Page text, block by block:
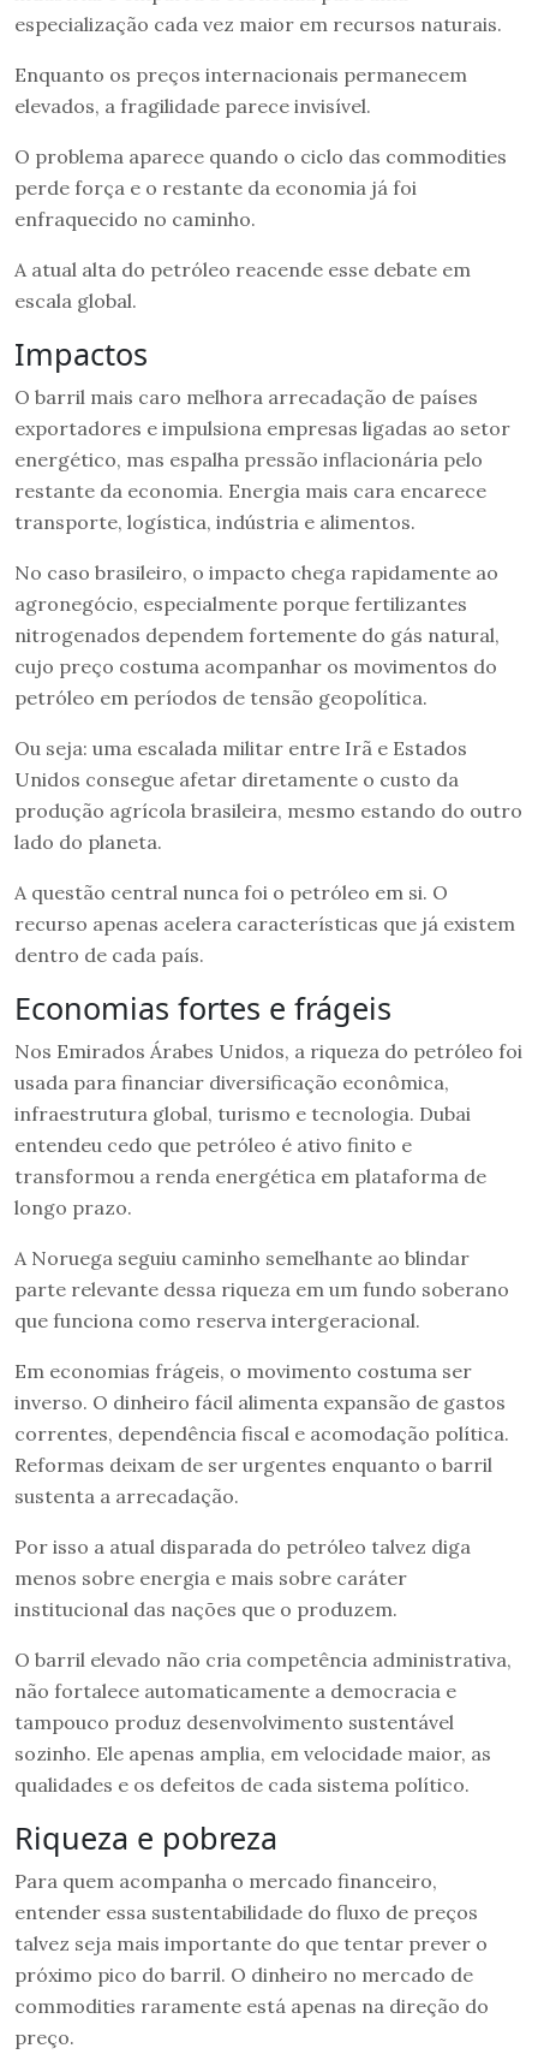
especialização cada vez maior em recursos naturais.
Enquanto os preços internacionais permanecem
elevados, a fragilidade parece invisível.
O problema aparece quando o ciclo das commodities
perde força e o restante da economia já foi
enfraquecido no caminho.
A atual alta do petróleo reacende esse debate em
escala global.
Impactos
O barril mais caro melhora arrecadação de países
exportadores e impulsiona empresas ligadas ao setor
energético, mas espalha pressão inflacionária pelo
restante da economia. Energia mais cara encarece
transporte, logística, indústria e alimentos.
No caso brasileiro, o impacto chega rapidamente ao
agronegócio, especialmente porque fertilizantes
nitrogenados dependem fortemente do gás natural,
cujo preço costuma acompanhar os movimentos do
petróleo em períodos de tensão geopolítica.
Ou seja: uma escalada militar entre Irã e Estados
Unidos consegue afetar diretamente o custo da
produção agrícola brasileira, mesmo estando do outro
lado do planeta.
A questão central nunca foi o petróleo em si. O
recurso apenas acelera características que já existem
dentro de cada país.
Economias fortes e frágeis
Nos Emirados Árabes Unidos, a riqueza do petróleo foi
usada para financiar diversificação econômica,
infraestrutura global, turismo e tecnologia. Dubai
entendeu cedo que petróleo é ativo finito e
transformou a renda energética em plataforma de
longo prazo.
A Noruega seguiu caminho semelhante ao blindar
parte relevante dessa riqueza em um fundo soberano
que funciona como reserva intergeracional.
Em economias frágeis, o movimento costuma ser
inverso. O dinheiro fácil alimenta expansão de gastos
correntes, dependência fiscal e acomodação política.
Reformas deixam de ser urgentes enquanto o barril
sustenta a arrecadação.
Por isso a atual disparada do petróleo talvez diga
menos sobre energia e mais sobre caráter
institucional das nações que o produzem.
O barril elevado não cria competência administrativa,
não fortalece automaticamente a democracia e
tampouco produz desenvolvimento sustentável
sozinho. Ele apenas amplia, em velocidade maior, as
qualidades e os defeitos de cada sistema político.
Riqueza e pobreza
Para quem acompanha o mercado financeiro,
entender essa sustentabilidade do fluxo de preços
talvez seja mais importante do que tentar prever o
próximo pico do barril. O dinheiro no mercado de
commodities raramente está apenas na direção do
preço.